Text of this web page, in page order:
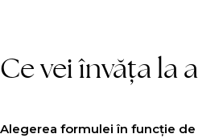
Ce vei învăța la
Alegerea formulei în funcție de